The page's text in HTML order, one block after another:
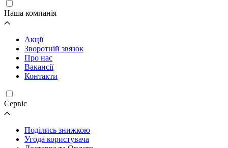
Наша компанія
Акції
Зворотній звязок
Про нас
Вакансії
Контакти
Cервіс
Поділись знижкою
Угода користувача